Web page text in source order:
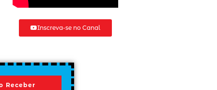
Inscreva-se no Canal
Receber